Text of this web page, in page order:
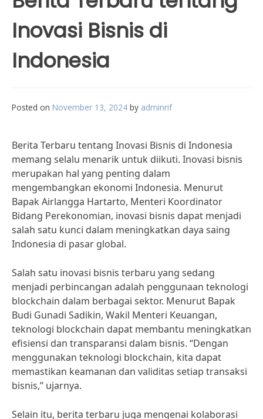
Inovasi Bisnis di
Indonesia
Posted on November 13, 2024 by adminrif
Berita Terbaru tentang Inovasi Bisnis di Indonesia
memang selalu menarik untuk diikuti. Inovasi bisnis
merupakan hal yang penting dalam
mengembangkan ekonomi Indonesia. Menurut
Bapak Airlangga Hartarto, Menteri Koordinator
Bidang Perekonomian, inovasi bisnis dapat menjadi
salah satu kunci dalam meningkatkan daya saing
Indonesia di pasar global.
Salah satu inovasi bisnis terbaru yang sedang
menjadi perbincangan adalah penggunaan teknologi
blockchain dalam berbagai sektor. Menurut Bapak
Budi Gunadi Sadikin, Wakil Menteri Keuangan,
teknologi blockchain dapat membantu meningkatkan
efisiensi dan transparansi dalam bisnis. “Dengan
menggunakan teknologi blockchain, kita dapat
memastikan keamanan dan validitas setiap transaksi
bisnis,” ujarnya.
Selain itu, berita terbaru juga mengenai kolaborasi